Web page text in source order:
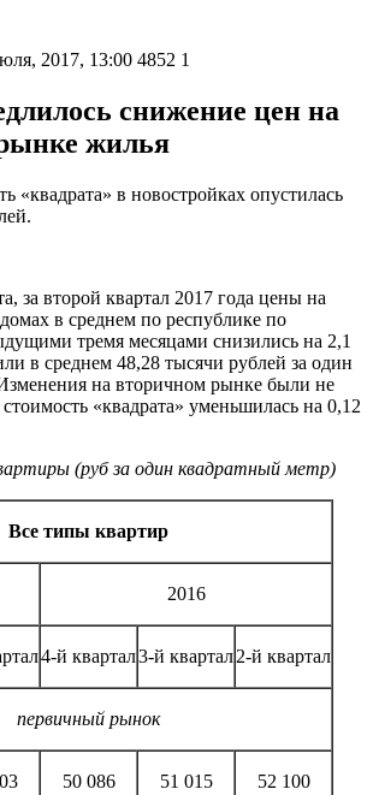
2017, 13:00 4852 1
снижение цен на
жилья
«квадрата» в новостройках опустилась
за второй квартал 2017 года цены на
в среднем по республике по
тремя месяцами снизились на 2,1
в среднем 48,28 тысячи рублей за один
на вторичном рынке были не
«квадрата» уменьшилась на 0,12
(руб за один квадратный метр)
Все типы квартир
2016
4-й квартал3-й квартал2-й квартал
первичный рынок
50 086 51 015 52 100